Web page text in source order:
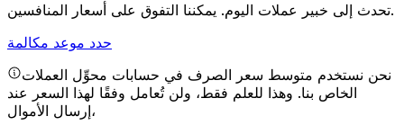
تحدث إلى خبير عملات اليوم.يمكننا التفوق على أسعار المنافسين.
حدد موعد مكالمة
نحن نستخدم متوسط سعر الصرف في حسابات محوِّل العملات
الخاص بنا. وهذا للعلم فقط، ولن تُعامل وفقًا لهذا السعر عند
إرسال الأموال،